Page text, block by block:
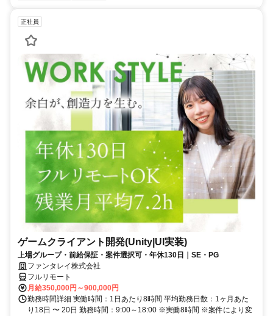
正社員
ゲームクライアント開発(Unity|UI実装)
上場グループ・前給保証・案件選択可・年休130日｜SE・PG
ファンタレイ株式会社
フルリモート
月給350,000円～900,000円
勤務時間詳細 実働時間：1日あたり8時間 平均勤務日数：1ヶ月あた
り18日 〜 20日 勤務時間：9:00～18:00 ※実働8時間 ※案件により変